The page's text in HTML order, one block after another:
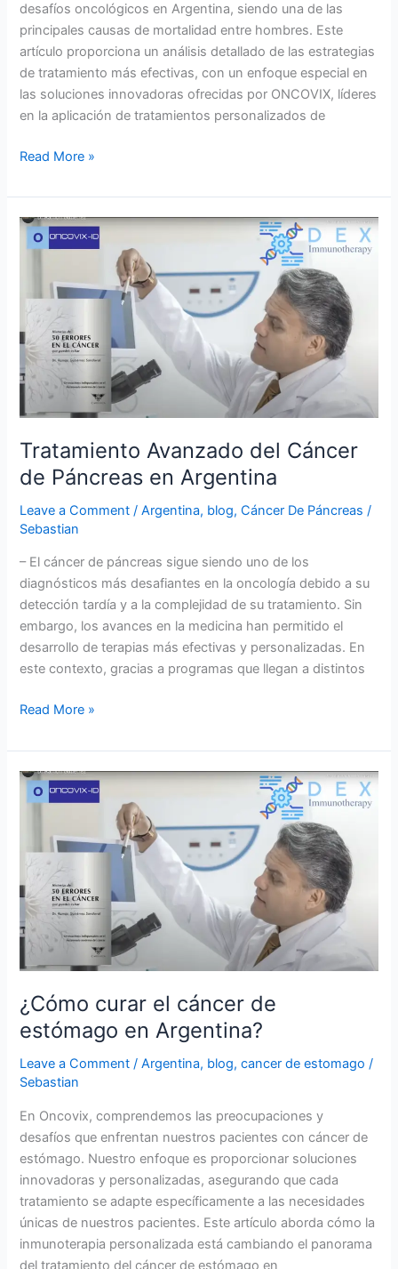
desafíos oncológicos en Argentina, siendo una de las
principales causas de mortalidad entre hombres. Este
artículo proporciona un análisis detallado de las estrategias
de tratamiento más efectivas, con un enfoque especial en
las soluciones innovadoras ofrecidas por ONCOVIX, líderes
en la aplicación de tratamientos personalizados de
Read More »
Tratamiento Avanzado del Cáncer
de Páncreas en Argentina
Leave a Comment /Argentina, blog,Cáncer De Páncreas /
Sebastian
– El cáncer de páncreas sigue siendo uno de los
diagnósticos más desafiantes en la oncología debido a su
detección tardía y a la complejidad de su tratamiento. Sin
embargo, los avances en la medicina han permitido el
desarrollo de terapias más efectivas y personalizadas. En
este contexto, gracias a programas que llegan a distintos
Tratamiento
Avanzado
Cáncer
de
Páncreas
en
Argentina
Read More »
¿Cómo curar el cáncer de
estómago en Argentina?
Leave a Comment /Argentina, blog,cancer de estomago /
Sebastian
En Oncovix, comprendemos las preocupaciones y
desafíos que enfrentan nuestros pacientes con cáncer de
estómago. Nuestro enfoque es proporcionar soluciones
innovadoras y personalizadas, asegurando que cada
tratamiento se adapte específicamente a las necesidades
únicas de nuestros pacientes. Este artículo aborda cómo la
inmunoterapia personalizada está cambiando el panorama
del tratamiento del cáncer de estómago en
¿Cómo
curar
cáncer
de
estómago
en
Argentina?